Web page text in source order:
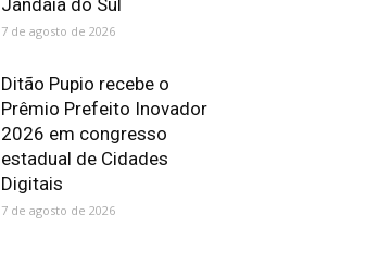
Jandaia do Sul
7 de agosto de 2026
Ditão Pupio recebe o
Prêmio Prefeito Inovador
2026 em congresso
estadual de Cidades
Digitais
7 de agosto de 2026